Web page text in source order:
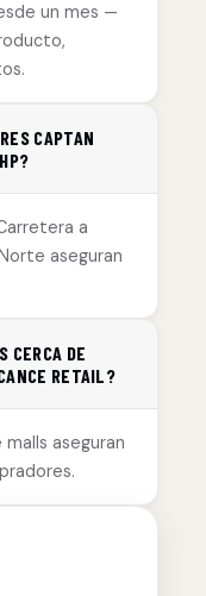
un mes —
CAPTAN
a
aseguran
CERCA DE
RETAIL?
aseguran